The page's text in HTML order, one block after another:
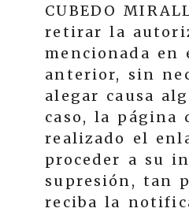
CUBEDO
retirar la
mencionada en
anterior, sin
alegar causa
caso, la página
realizado el
proceder a su
supresión, tan
reciba la